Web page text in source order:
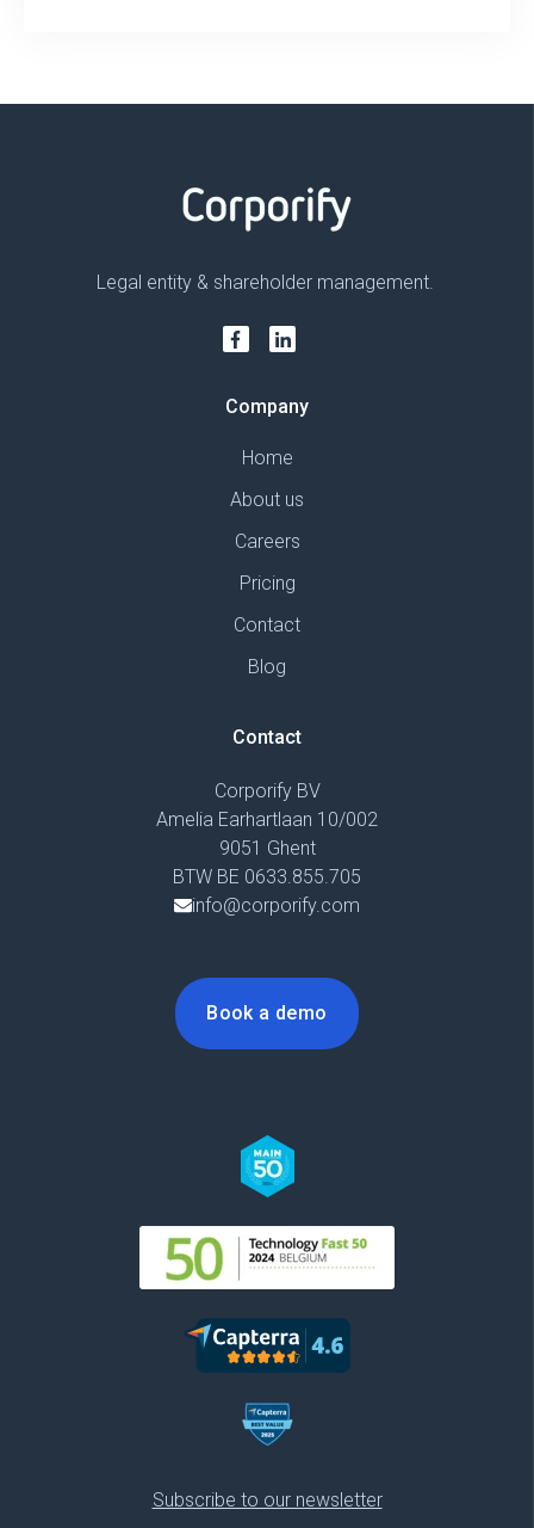
Legal entity & shareholder management.
Company
Home
About us
Careers
Pricing
Contact
Blog
Contact
Corporify BV
Amelia Earhartlaan 10/002
9051 Ghent
BTW BE 0633.855.705
info@corporify.com
Book a demo
Subscribe to our newsletter